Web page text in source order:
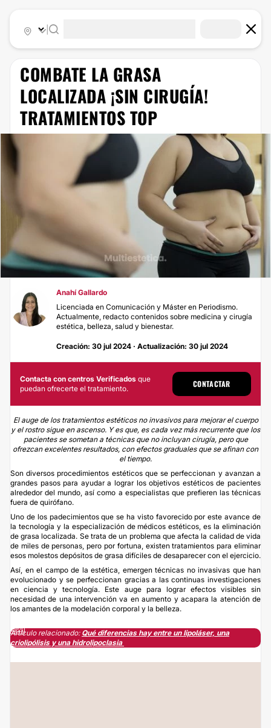
COMBATE LA GRASA
LOCALIZADA ¡SIN CIRUGÍA!
TRATAMIENTOS TOP
Anahí Gallardo
Licenciada en Comunicación y Máster en Periodismo.
Actualmente, redacto contenidos sobre medicina y cirugía
estética, belleza, salud y bienestar.
Creación: 30 jul 2024 · Actualización: 30 jul 2024
Contacta con centros Verificados que
puedan ofrecerte el tratamiento.
CONTACTAR
El auge de los tratamientos estéticos no invasivos para mejorar el cuerpo
y el rostro sigue en ascenso. Y es que, es cada vez más recurrente que los
pacientes se sometan a técnicas que no incluyan cirugía, pero que
ofrezcan excelentes resultados, con efectos graduales que se afinan con
el tiempo.
Son diversos procedimientos estéticos que se perfeccionan y avanzan a
grandes pasos para ayudar a lograr los objetivos estéticos de pacientes
alrededor del mundo, así como a especialistas que prefieren las técnicas
fuera de quirófano.
Uno de los padecimientos que se ha visto favorecido por este avance de
la tecnología y la especialización de médicos estéticos, es la eliminación
de grasa localizada. Se trata de un problema que afecta la calidad de vida
de miles de personas, pero por fortuna, existen tratamientos para eliminar
esos molestos depósitos de grasa difíciles de desaparecer con el ejercicio.
Así, en el campo de la estética, emergen técnicas no invasivas que han
evolucionado y se perfeccionan gracias a las continuas investigaciones
en ciencia y tecnología. Este auge para lograr efectos visibles sin
necesidad de una intervención va en aumento y acapara la atención de
los amantes de la modelación corporal y la belleza.
Artículo relacionado: ​Qué diferencias hay entre un lipoláser, una
criolipólisis y una hidrolipoclasia